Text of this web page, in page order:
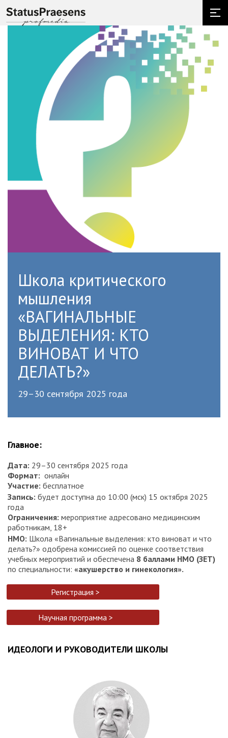
Школа критического
мышления
«ВАГИНАЛЬНЫЕ
ВЫДЕЛЕНИЯ: КТО
ВИНОВАТ И ЧТО
ДЕЛАТЬ?»
29–30 сентября 2025 года
Главное:
Дата: 29–30 сентября 2025 года
Формат: онлайн
Участие: бесплатное
Запись: будет доступна до 10:00 (мск) 15 октября 2025
года
Ограничения: мероприятие адресовано медицинским
работникам, 18+
НМО: Школа «Вагинальные выделения: кто виноват и что
делать?» одобрена комиссией по оценке соответствия
учебных мероприятий и обеспечена 8 баллами НМО (ЗЕТ)
по специальности: «акушерство и гинекология».
Регистрация >
Научная программа >
ИДЕОЛОГИ И РУКОВОДИТЕЛИ ШКОЛЫ